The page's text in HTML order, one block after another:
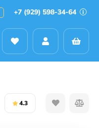
+7 (929) 598-34-64
4.3